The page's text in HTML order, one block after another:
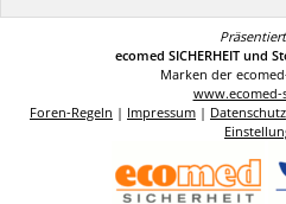
ecomed SICHERHEIT und
Marken der
www.ecomed-
Foren-Regeln | Impressum | Datenschutz